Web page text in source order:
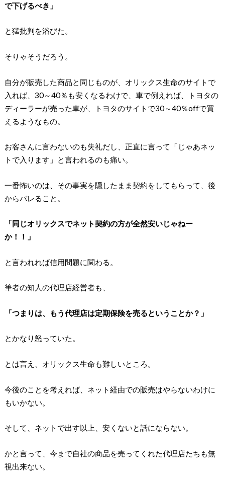
で下げるべき」
と猛批判を浴びた。
そりゃそうだろう。
自分が販売した商品と同じものが、オリックス生命のサイトで
入れば、30～40％も安くなるわけで、車で例えれば、トヨタの
ディーラーが売った車が、トヨタのサイトで30～40％offで買
えるようなもの。
お客さんに言わないのも失礼だし、正直に言って「じゃあネッ
トで入ります」と言われるのも痛い。
一番怖いのは、その事実を隠したまま契約をしてもらって、後
からバレること。
「同じオリックスでネット契約の方が全然安いじゃねー
か！！」
と言われれば信用問題に関わる。
筆者の知人の代理店経営者も、
「つまりは、もう代理店は定期保険を売るということか？」
とかなり怒っていた。
とは言え、オリックス生命も難しいところ。
今後のことを考えれば、ネット経由での販売はやらないわけに
もいかない。
そして、ネットで出す以上、安くないと話にならない。
かと言って、今まで自社の商品を売ってくれた代理店たちも無
視出来ない。